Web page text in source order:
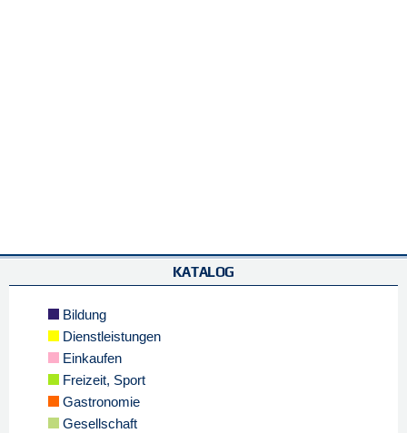
KATALOG
Bildung
Dienstleistungen
Einkaufen
Freizeit, Sport
Gastronomie
Gesellschaft